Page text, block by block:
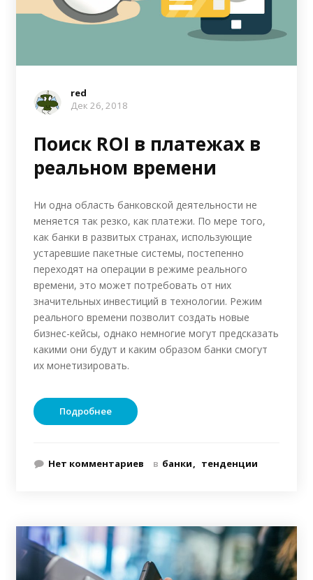
red
Дек 26, 2018
Поиск ROI в платежах в
реальном времени
Ни одна область банковской деятельности не
меняется так резко, как платежи. По мере того,
как банки в развитых странах, использующие
устаревшие пакетные системы, постепенно
переходят на операции в режиме реального
времени, это может потребовать от них
значительных инвестиций в технологии. Режим
реального времени позволит создать новые
бизнес-кейсы, однако немногие могут предсказать
какими они будут и каким образом банки смогут
их монетизировать.
Подробнее
Нет комментариев в банки тенденции